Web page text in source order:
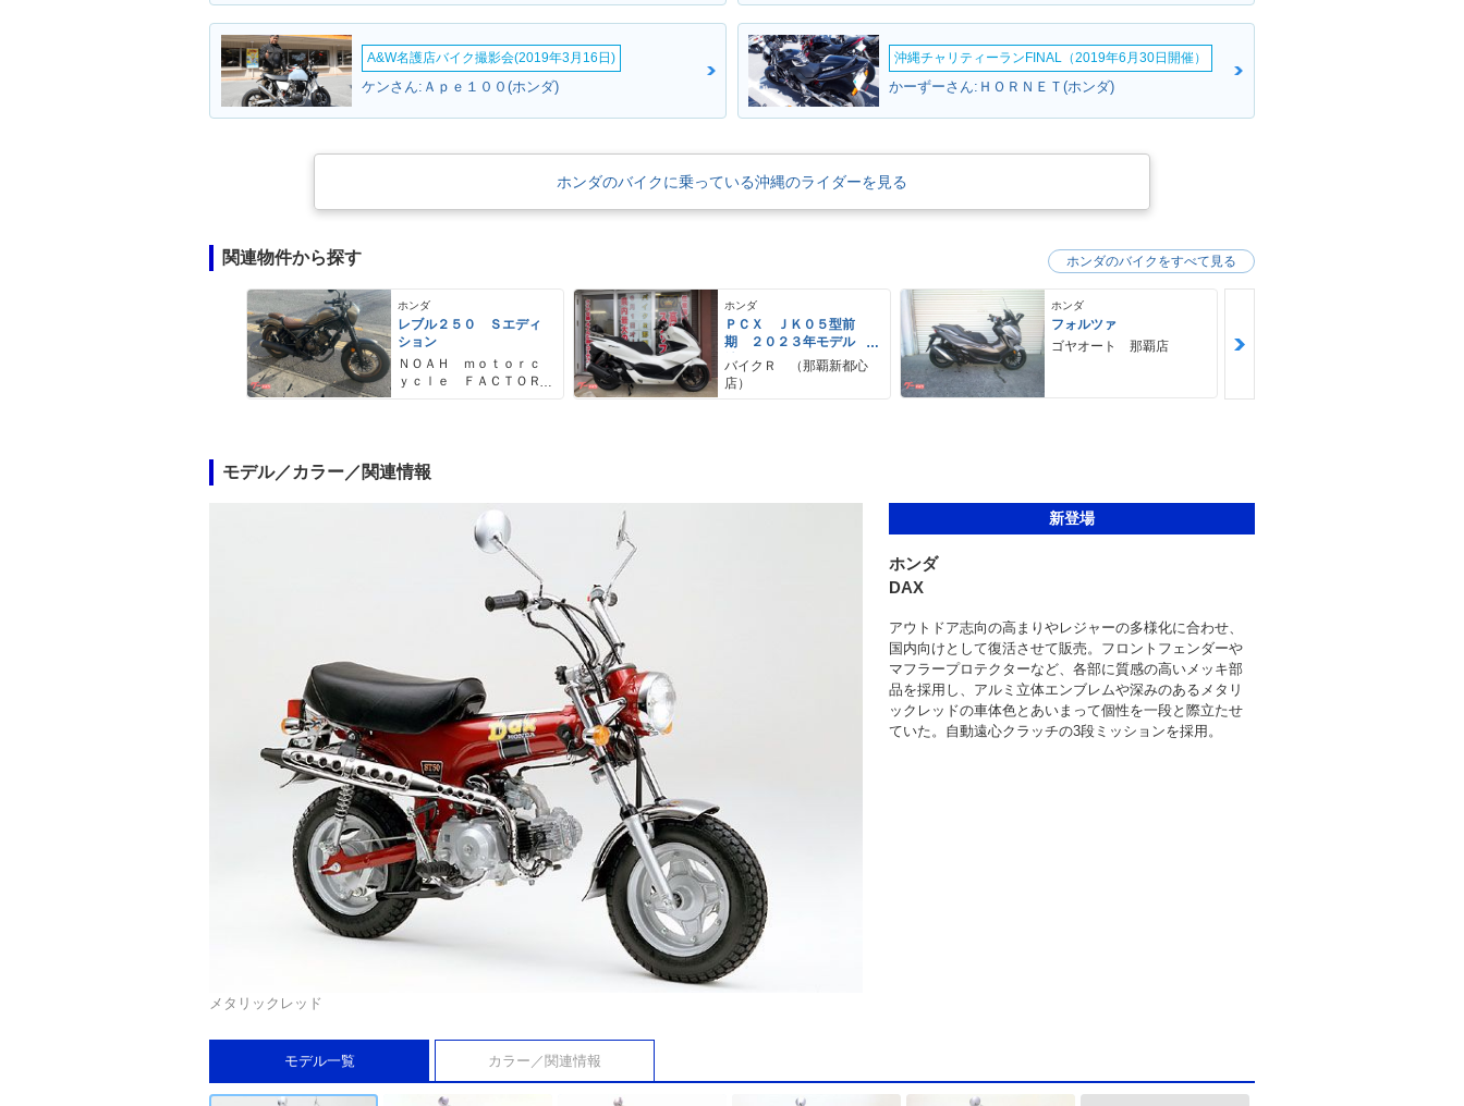
ンドルが折りたたみ可能だったが）。
A&W名護店バイク撮影会(2019年3月16日)
ケンさん:Ａｐｅ１００(ホンダ)
沖縄チャリティーランFINAL（2019年6月30日開催）
かーずーさん:ＨＯＲＮＥＴ(ホンダ)
ホンダのバイクに乗っている沖縄のライダーを見る
関連物件から探す
ホンダ
レブル２５０ Ｓエディ
ション
ＮＯＡＨ ｍｏｔｏｒｃ
ｙｃｌｅ ＦＡＣＴＯＲ
ホンダ
ＰＣＸ ＪＫ０５型前
期 ２０２３年モデル
純正ロングスクリーン
ＫＩＴＡＣＯバックレス
ト 純正セキュリティ
バイクＲ （那覇新都心
店）
ホンダ
フォルツァ
ゴヤオート 那覇店
ホンダのバイクをすべて見る
モデル／カラー／関連情報
メタリックレッド
新登場
ホンダ
DAX
アウトドア志向の高まりやレジャーの多様化に合わせ、
国内向けとして復活させて販売。フロントフェンダーや
マフラープロテクターなど、各部に質感の高いメッキ部
品を採用し、アルミ立体エンブレムや深みのあるメタリ
ックレッドの車体色とあいまって個性を一段と際立たせ
ていた。自動遠心クラッチの3段ミッションを採用。
モデル一覧 カラー／関連情報